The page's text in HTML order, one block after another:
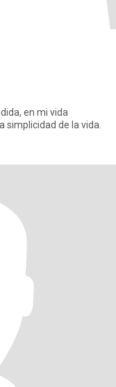
en mi vida
simplicidad de la vida.